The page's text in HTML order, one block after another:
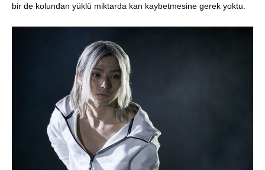
bir de kolundan yüklü miktarda kan kaybetmesine gerek yoktu.